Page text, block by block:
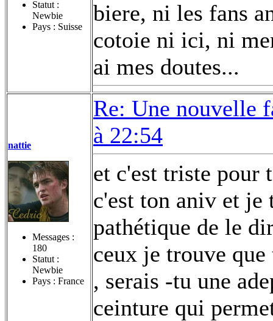
Statut :
Newbie
Pays : Suisse
biere, ni les fans
cotoie ni ici, ni
ai mes doutes...
nattie
Messages :
180
Statut :
Newbie
Pays : France
Re: Une nouvelle
à 22:54
et c'est triste pour
c'est ton aniv et
pathétique de le
ceux je trouve
, serais -tu une
ceinture qui